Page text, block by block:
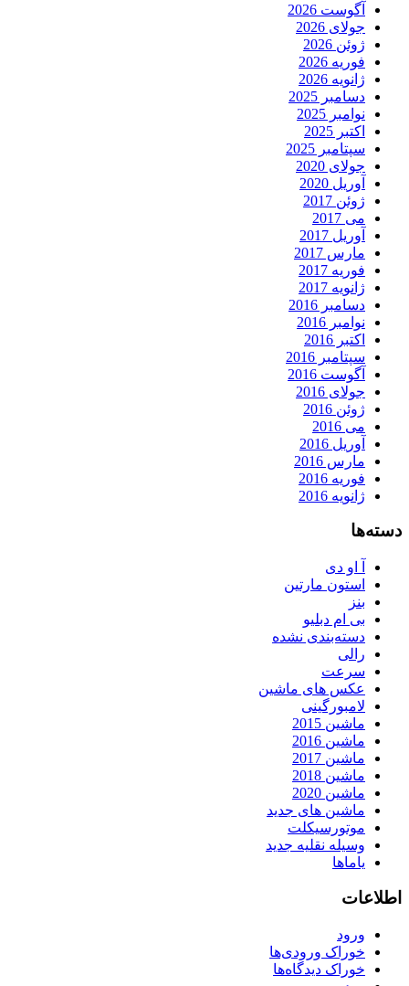
آگوست 2026
جولای 2026
ژوئن 2026
فوریه 2026
ژانویه 2026
دسامبر 2025
نوامبر 2025
اکتبر 2025
سپتامبر 2025
جولای 2020
آوریل 2020
ژوئن 2017
می 2017
آوریل 2017
مارس 2017
فوریه 2017
ژانویه 2017
دسامبر 2016
نوامبر 2016
اکتبر 2016
سپتامبر 2016
آگوست 2016
جولای 2016
ژوئن 2016
می 2016
آوریل 2016
مارس 2016
فوریه 2016
ژانویه 2016
دسته‌ها
آ او دی
استون مارتین
بنز
بی ام دبلیو
دسته‌بندی نشده
رالی
سرعت
عکس های ماشین
لامبورگینی
ماشین 2015
ماشین 2016
ماشین 2017
ماشین 2018
ماشین 2020
ماشین های جدید
موتورسیکلت
وسیله نقلیه جدید
یاماها
اطلاعات
ورود
خوراک ورودی‌ها
خوراک دیدگاه‌ها